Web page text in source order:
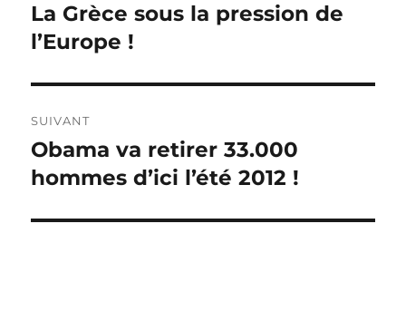
de
l’article
Publication
précédente :
La Grèce sous la pression de
l’Europe !
SUIVANT
Publication
suivante :
Obama va retirer 33.000
hommes d’ici l’été 2012 !